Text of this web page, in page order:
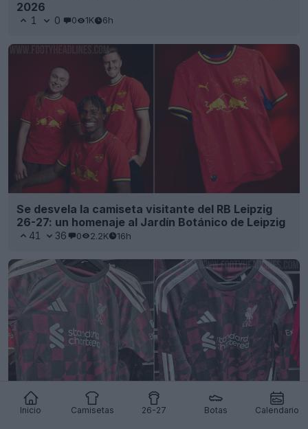
Inicio Camisetas 26-27 Botas Calendario
2026
1 0 0 1K 6h
Se desvela la camiseta visitante del RB Leipzig
26-27: un homenaje al Jardín Botánico de Leipzig
41 36 0 2.2K 16h